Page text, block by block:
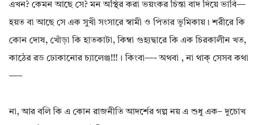
এখন? কেমন আছে সে? মন অস্থির করা ভয়ংকর চিন্তা বাদ দিয়ে ভাবি—
হয়ত বা আছে সে এক সুখী সংসারে স্বামী ও পিতার ভূমিকায়। শরীরে কি
কোন দোষ, খোঁড়া কি হাতকাটা, কিম্বা গুহ্যদ্বারে কি এক চিরকালীন খত,
কাঠের রড ঢোকানোর চ্যালেঞ্জ!!!। কিংবা—- অথবা , না থাক্ সেসব কথা
—–
না, আর বলি কি এ কোন রাজনীতি আদর্শের গল্প নয় এ শুধু এক– দুচোখ